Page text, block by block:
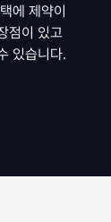
에 제약이
점이 있고
있습니다.